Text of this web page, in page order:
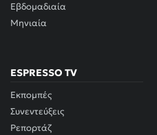
Εβδομαδιαία
Μηνιαία
ESPRESSO TV
Εκπομπές
Συνεντεύξεις
Ρεπορτάζ